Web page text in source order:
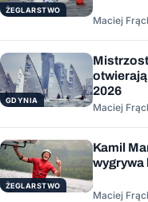
ŻEGLARSTWO
Maciej
GDYNIA
otwierają
2026
Maciej
ŻEGLARSTWO
Kamil
wygrywa
Maciej